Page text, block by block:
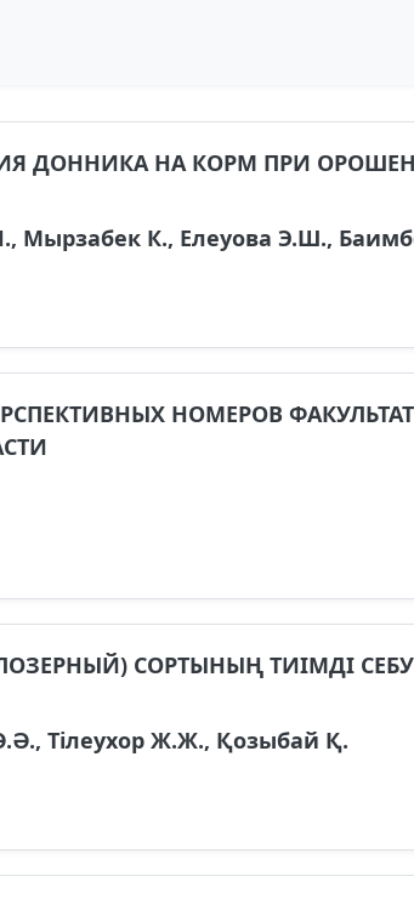
ДОННИКА НА КОРМ ПРИ
Мырзабек К., Елеуова Э.Ш.,
НОМЕРОВ
СОРТЫНЫҢ ТИІМДІ
Тілеухор Ж.Ж., Қозыбай Қ.